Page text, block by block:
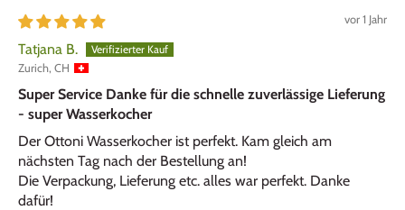
vor 1 Jahr
Tatjana B.
Zurich, CH
Super Service Danke für die schnelle zuverlässige Lieferung
- super Wasserkocher
Der Ottoni Wasserkocher ist perfekt. Kam gleich am
nächsten Tag nach der Bestellung an!
Die Verpackung, Lieferung etc. alles war perfekt. Danke
dafür!